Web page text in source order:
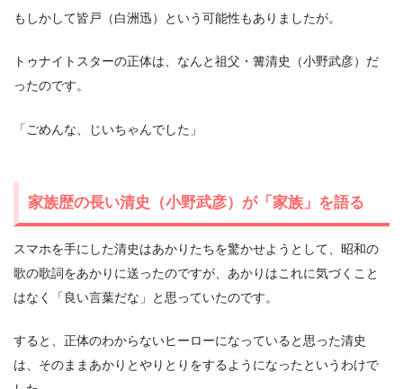
もしかして皆戸（白洲迅）という可能性もありましたが。
トゥナイトスターの正体は、なんと祖父・篝清史（小野武彦）だ
ったのです。
「ごめんな、じいちゃんでした」
家族歴の長い清史（小野武彦）が「家族」を語る
スマホを手にした清史はあかりたちを驚かせようとして、昭和の
歌の歌詞をあかりに送ったのですが、あかりはこれに気づくこと
はなく「良い言葉だな」と思っていたのです。
すると、正体のわからないヒーローになっていると思った清史
は、そのままあかりとやりとりをするようになったというわけで